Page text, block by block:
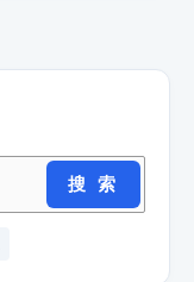
搜 索